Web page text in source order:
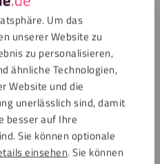
Um das
unserer Website zu
zu personalisieren,
ähnliche Technologien,
Website und die
unerlässlich sind, damit
besser auf Ihre
Sie können optionale
einsehen. Sie können